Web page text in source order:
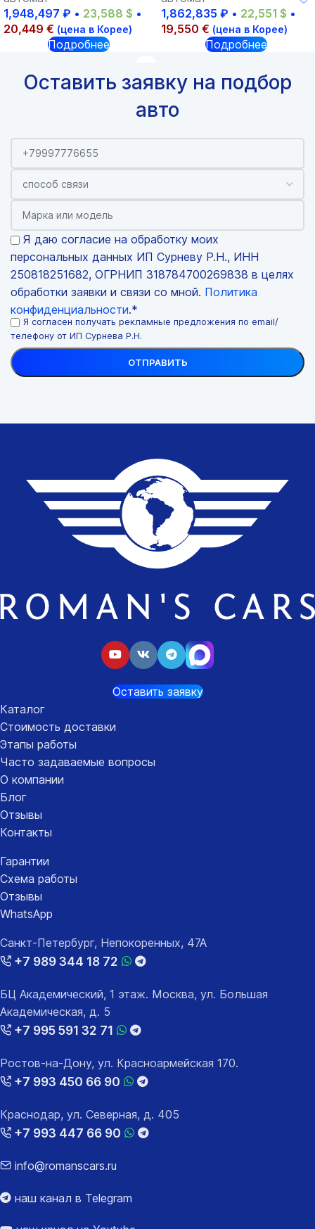
1,948,497 ₽ • 23,588 $ •
20,449 € (цена в Корее)
Подробнее
1,862,835 ₽ • 22,551 $ •
19,550 € (цена в Корее)
Подробнее
Оставить заявку на подбор
авто
Я даю согласие на обработку моих
персональных данных ИП Сурневу Р.Н., ИНН
250818251682, ОГРНИП 318784700269838 в целях
обработки заявки и связи со мной. Политика
конфиденциальности.*
Я согласен получать рекламные предложения по email/
телефону от ИП Сурнева Р.Н.
Оставить заявку
Каталог
Стоимость доставки
Этапы работы
Часто задаваемые вопросы
О компании
Блог
Отзывы
Контакты
Гарантии
Схема работы
Отзывы
WhatsApp
Санкт-Петербург, Непокоренных, 47А
+7 989 344 18 72
БЦ Академический, 1 этаж. Москва, ул. Большая
Академическая, д. 5
+7 995 591 32 71
Ростов-на-Дону, ул. Красноармейская 170.
+7 993 450 66 90
Краснодар, ул. Северная, д. 405
+7 993 447 66 90
info@romanscars.ru
наш канал в Telegram